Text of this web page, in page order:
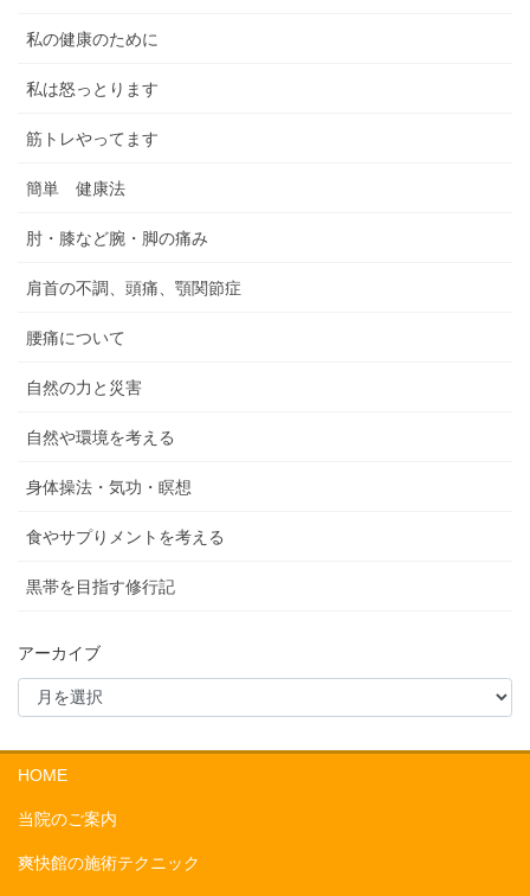
私の健康のために
私は怒っとります
筋トレやってます
簡単 健康法
肘・膝など腕・脚の痛み
肩首の不調、頭痛、顎関節症
腰痛について
自然の力と災害
自然や環境を考える
身体操法・気功・瞑想
食やサプりメントを考える
黒帯を目指す修行記
アーカイブ
HOME
当院のご案内
爽快館の施術テクニック